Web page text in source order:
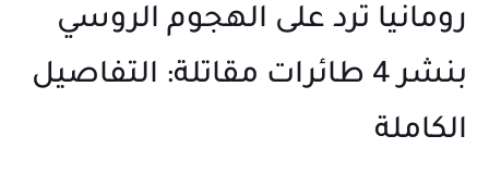
رومانيا ترد على الهجوم الروسي
بنشر 4 طائرات مقاتلة: التفاصيل
الكاملة